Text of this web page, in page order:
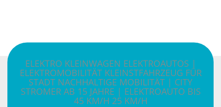
ELEKTRO KLEINWAGEN ELEKTROAUTOS |
ELEKTROMOBILITÄT KLEINSTFAHRZEUG FÜR
STADT NACHHALTIGE MOBILITÄT | CITY
STROMER AB 15 JAHRE | ELEKTROAUTO BIS
45 KM/H 25 KM/H